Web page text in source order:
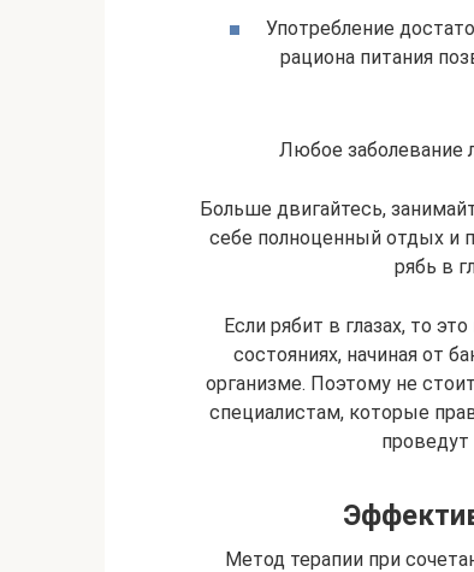
Употребление
рациона питания
Любое заболевание
Больше двигайтесь,
себе полноценный отдых и
рябь в
Если рябит в глазах, то
состояниях, начиная от
организме. Поэтому не
специалистам, которые
Метод терапии при